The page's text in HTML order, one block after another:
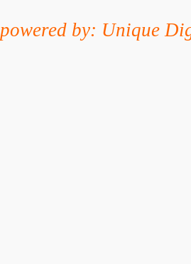
powered by: Unique